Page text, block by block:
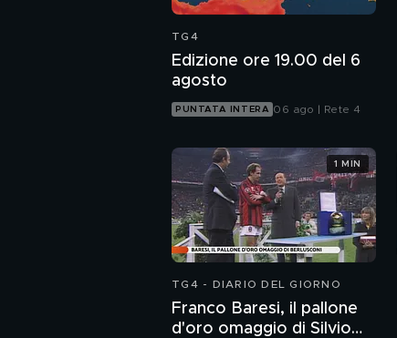
TG4
Edizione ore 19.00 del 6
agosto
PUNTATA INTERA 06 ago | Rete 4
TG4 - DIARIO DEL GIORNO
Franco Baresi, il pallone
d'oro omaggio di Silvio
1 MIN